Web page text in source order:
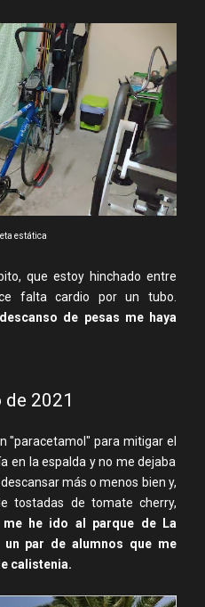
estática
que estoy hinchado entre
falta cardio por un tubo.
de pesas me haya
de 2021
"paracetamol" para mitigar el
en la espalda y no me dejaba
más o menos bien y,
tostadas de tomate cherry,
me he ido al parque de La
un par de alumnos que me
calistenia.